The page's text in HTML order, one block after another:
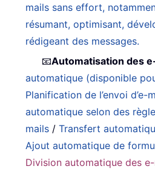
mails sans effort,
résumant, optimisant,
rédigeant des messages.
📧Automatisation des
automatique (disponible
Planification de l’envoi d’e-
automatique selon des
mails /Transfert
Ajout automatique de
Division automatique des